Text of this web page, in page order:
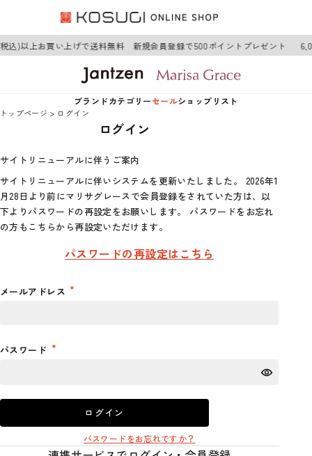
込)以上お買い上げで送料無料 新規会員登録で500ポイントプレゼント
ブランドカテゴリー
ワンピース
セールショップリスト
トップページ ログイン
ログイン
サイトリニューアルに伴うご案内
サイトリニューアルに伴いシステムを更新いたしました。 2026年1
月28日より前にマリサグレースで会員登録をされていた方は、以
下よりパスワードの再設定をお願いします。 パスワードをお忘れ
の方もこちらから再設定いただけます。
パスワードの再設定はこちら
メールアドレス
パスワード
ログイン
パスワードをお忘れですか？